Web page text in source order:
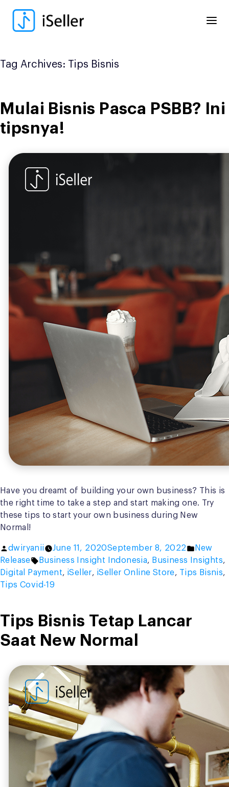
content
Tag Archives: Tips Bisnis
Mulai Bisnis Pasca PSBB? Ini
tipsnya!
Have you dreamt of building your own business? This is
the right time to take a step and start making one. Try
these tips to start your own business during New
Normal!
Posted
by
dwiryanii June 11, 2020September 8, 2022
Posted
in
New
Release
Tags:
Business Insight Indonesia, Business Insights,
Digital Payment, iSeller, iSeller Online Store, Tips Bisnis,
Tips Covid-19
Tips Bisnis Tetap Lancar
Saat New Normal